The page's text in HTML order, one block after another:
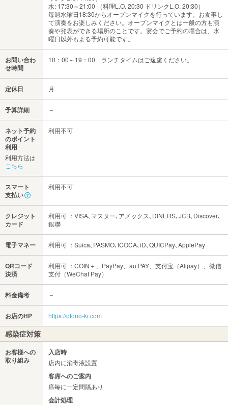
水: 17:30～21:00 （料理L.O. 20:30 ドリンクL.O. 20:30）
毎週水曜日18:30からオープンマイクを行っています。お食事し
て演奏をお楽しみください。オープンマイクとは一般の方も演
奏や発表ができる場所のことです。宴会でご予約の場合は、水
曜日以外もよる予約可能です。
お問い合わ
せ時間
10：00～19：00 ランチタイムはご遠慮ください。
定休日 月
予算詳細 －
ネット予約
のポイント
利用
利用方法は
こちら
利用不可
スマート
支払い
利用不可
クレジット
カード
利用可 ：VISA､マスター､アメックス､DINERS､JCB､Discover､
銀聯
電子マネー 利用可 ：Suica､PASMO､ICOCA､iD､QUICPay､ApplePay
QRコード
決済
利用可 ：COIN＋、PayPay、au PAY、支付宝（Alipay）、微信
支付（WeChat Pay）
料金備考 －
お店のHP https://otono-ki.com
感染症対策
お客様への
取り組み
入店時
店内に消毒液設置
客席へのご案内
席毎に一定間隔あり
会計処理